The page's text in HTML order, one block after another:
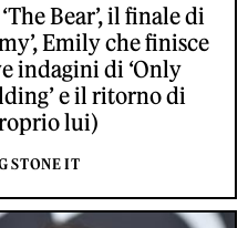
Bear’, il finale di
Emily che finisce
indagini di ‘Only
e il ritorno di
lui)
STONE IT